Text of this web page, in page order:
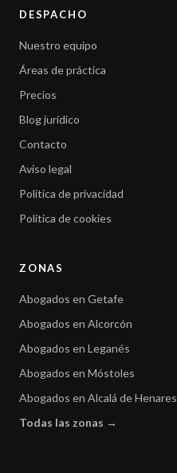
DESPACHO
Nuestro equipo
Áreas de práctica
Precios
Blog jurídico
Contacto
Aviso legal
Política de privacidad
Política de cookies
ZONAS
Abogados en Getafe
Abogados en Alcorcón
Abogados en Leganés
Abogados en Móstoles
Abogados en Alcalá de Henares
Todas las zonas →